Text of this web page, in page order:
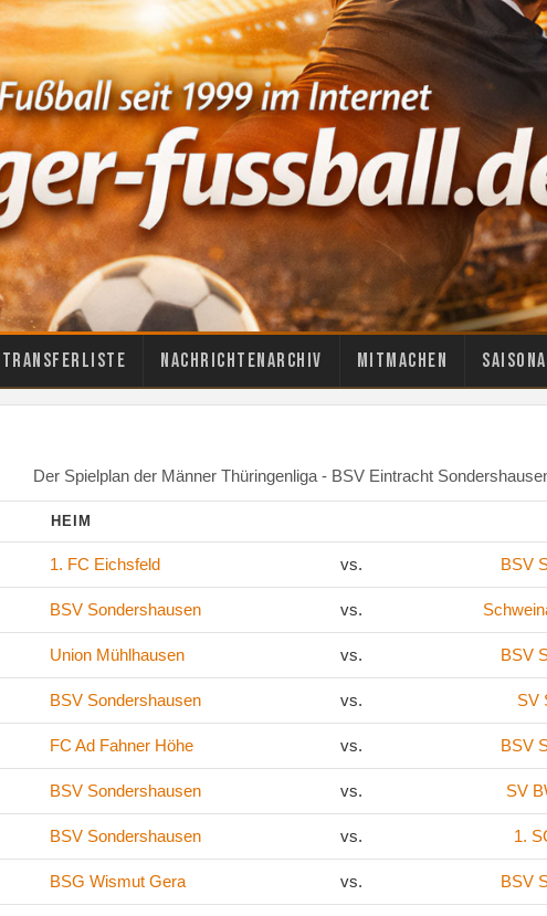
Transferliste Nachrichtenarchiv Mitmachen
Der Spielplan der Männer Thüringenliga - BSV Eintracht
HEIM
1. FC Eichsfeld vs. BSV
BSV Sondershausen vs.
Union Mühlhausen vs. BSV
BSV Sondershausen vs. SV
FC Ad Fahner Höhe vs. BSV
BSV Sondershausen vs. SV
BSV Sondershausen vs. 1.
BSG Wismut Gera vs. BSV